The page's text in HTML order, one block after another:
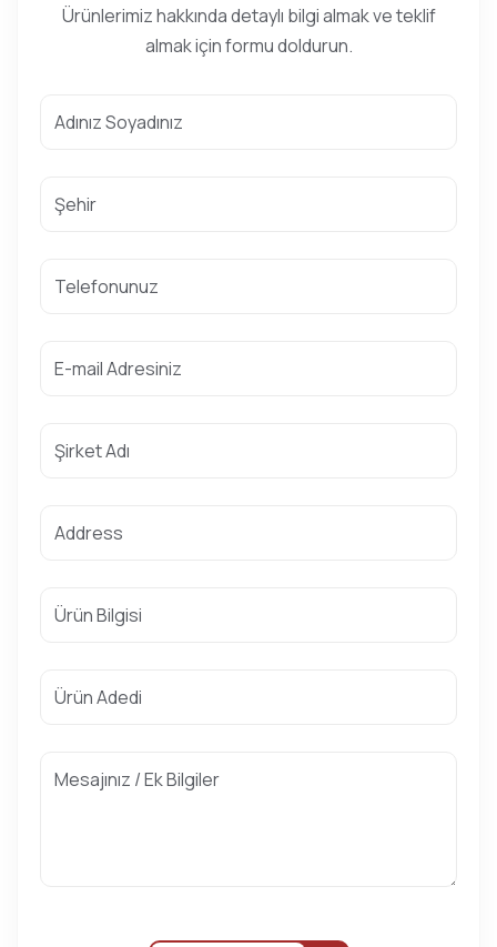
Ürünlerimiz hakkında detaylı bilgi almak ve teklif
almak için formu doldurun.